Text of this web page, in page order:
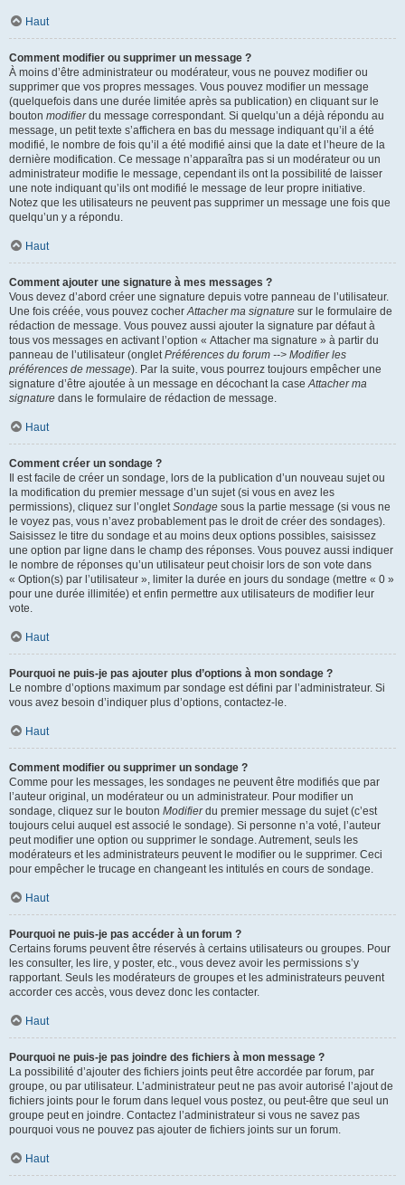
Haut
Comment modifier ou supprimer un message ?
À moins d’être administrateur ou modérateur, vous ne pouvez modifier ou
supprimer que vos propres messages. Vous pouvez modifier un message
(quelquefois dans une durée limitée après sa publication) en cliquant sur le
bouton modifierdu message correspondant. Si quelqu’un a déjà répondu au
message, un petit texte s’affichera en bas du message indiquant qu’il a été
modifié, le nombre de fois qu’il a été modifié ainsi que la date et l’heure de la
dernière modification. Ce message n’apparaîtra pas si un modérateur ou un
administrateur modifie le message, cependant ils ont la possibilité de laisser
une note indiquant qu’ils ont modifié le message de leur propre initiative.
Notez que les utilisateurs ne peuvent pas supprimer un message une fois que
quelqu’un y a répondu.
Haut
Comment ajouter une signature à mes messages ?
Vous devez d’abord créer une signature depuis votre panneau de l’utilisateur.
Une fois créée, vous pouvez cocherAttacher ma signature sur le formulaire de
rédaction de message. Vous pouvez aussi ajouter la signature par défaut à
tous vos messages en activant l’option « Attacher ma signature » à partir du
panneau de l’utilisateur (ongletPréférences du forum --> Modifier les
préférences de message). Par la suite, vous pourrez toujours empêcher une
signature d’être ajoutée à un message en décochant la caseAttacher ma
signature dans le formulaire de rédaction de message.
Haut
Comment créer un sondage ?
Il est facile de créer un sondage, lors de la publication d’un nouveau sujet ou
la modification du premier message d’un sujet (si vous en avez les
permissions), cliquez sur l’ongletSondage sous la partie message (si vous ne
le voyez pas, vous n’avez probablement pas le droit de créer des sondages).
Saisissez le titre du sondage et au moins deux options possibles, saisissez
une option par ligne dans le champ des réponses. Vous pouvez aussi indiquer
le nombre de réponses qu’un utilisateur peut choisir lors de son vote dans
« Option(s) par l’utilisateur », limiter la durée en jours du sondage (mettre « 0 »
pour une durée illimitée) et enfin permettre aux utilisateurs de modifier leur
vote.
Haut
Pourquoi ne puis-je pas ajouter plus d’options à mon sondage ?
Le nombre d’options maximum par sondage est défini par l’administrateur. Si
vous avez besoin d’indiquer plus d’options, contactez-le.
Haut
Comment modifier ou supprimer un sondage ?
Comme pour les messages, les sondages ne peuvent être modifiés que par
l’auteur original, un modérateur ou un administrateur. Pour modifier un
sondage, cliquez sur le bouton Modifierdu premier message du sujet (c’est
toujours celui auquel est associé le sondage). Si personne n’a voté, l’auteur
peut modifier une option ou supprimer le sondage. Autrement, seuls les
modérateurs et les administrateurs peuvent le modifier ou le supprimer. Ceci
pour empêcher le trucage en changeant les intitulés en cours de sondage.
Haut
Pourquoi ne puis-je pas accéder à un forum ?
Certains forums peuvent être réservés à certains utilisateurs ou groupes. Pour
les consulter, les lire, y poster, etc., vous devez avoir les permissions s’y
rapportant. Seuls les modérateurs de groupes et les administrateurs peuvent
accorder ces accès, vous devez donc les contacter.
Haut
Pourquoi ne puis-je pas joindre des fichiers à mon message ?
La possibilité d’ajouter des fichiers joints peut être accordée par forum, par
groupe, ou par utilisateur. L’administrateur peut ne pas avoir autorisé l’ajout de
fichiers joints pour le forum dans lequel vous postez, ou peut-être que seul un
groupe peut en joindre. Contactez l’administrateur si vous ne savez pas
pourquoi vous ne pouvez pas ajouter de fichiers joints sur un forum.
Haut